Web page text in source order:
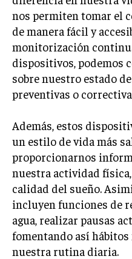
nos permiten tomar el
de manera fácil y
monitorización
dispositivos, podemos
sobre nuestro estado
preventivas o
Además, estos
un estilo de vida más
proporcionarnos
nuestra actividad
calidad del sueño.
incluyen funciones de
agua, realizar pausas
fomentando así hábitos
nuestra rutina diaria.